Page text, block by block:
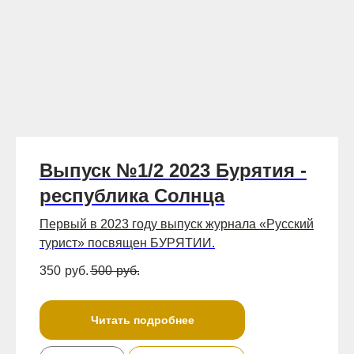
Выпуск №1/2 2023 Бурятия -
республика Солнца
Первый в 2023 году выпуск журнала «Русский
турист» посвящен БУРЯТИИ.
350 руб. 500 руб.
Читать подробнее